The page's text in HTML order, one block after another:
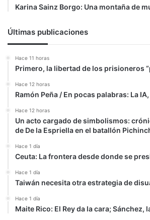
Karina Sainz Borgo: Una montaña de
Últimas publicaciones
Hace 11 horas
Primero, la libertad de los prisioneros
Hace 12 horas
Ramón Peña / En pocas palabras: La
Hace 12 horas
Un acto cargado de simbolismos:
de De la Espriella en el batallón
Hace 1 día
Ceuta: La frontera desde donde se
Hace 1 día
Taiwán necesita otra estrategia de
Hace 1 día
Maite Rico: El Rey da la cara; Sánchez,